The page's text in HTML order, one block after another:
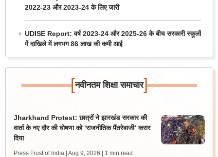
2022-23 और 2023-24 के लिए जारी
UDISE Report: वर्ष 2023-24 और 2025-26 के बीच सरकारी स्कूलों
में दाखिले में लगभग 86 लाख की कमी आई
[नवीनतम शिक्षा समाचार]
Jharkhand Protest: छात्रों ने झारखंड सरकार की
वार्ता के नए दौर की घोषणा को ‘राजनीतिक पैंतरेबाजी’ करार
दिया
Press Trust of India | Aug 9, 2026 | 1 min read